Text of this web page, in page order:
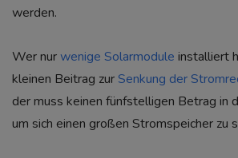
werden.
Wer nurwenige Solarmodule installiert
kleinen Beitrag zur Senkung der
der muss keinen fünfstelligen Betrag in
um sich einen großen Stromspeicher zu